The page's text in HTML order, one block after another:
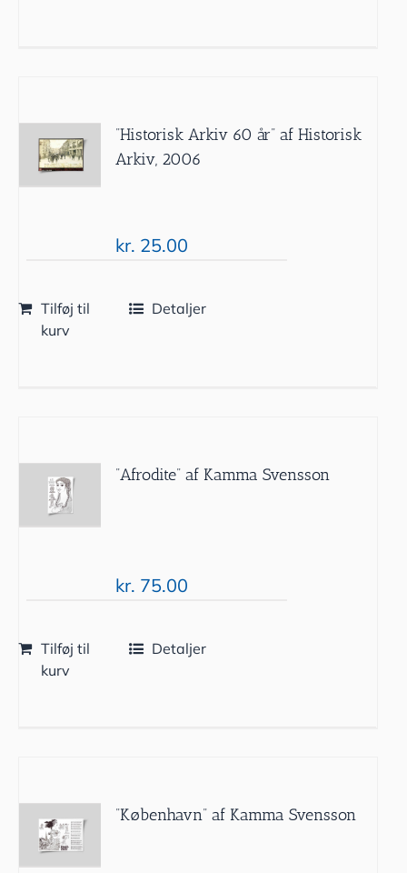
”Historisk Arkiv 60 år” af Historisk
Arkiv, 2006
kr. 25.00
Tilføj til
kurv
Detaljer
”Afrodite” af Kamma Svensson
kr. 75.00
Tilføj til
kurv
Detaljer
”København” af Kamma Svensson